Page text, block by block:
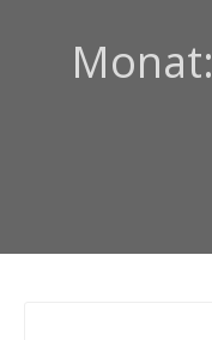
Monat: